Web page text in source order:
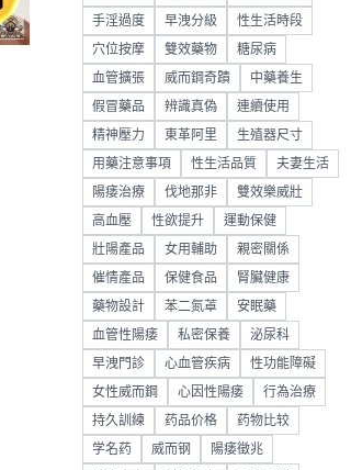
手淫過度 早洩分級 性生活時段
穴位按摩 雙效藥物 糖尿病
血管擴張 威而鋼奇蹟 中藥養生
假冒藥品 辨識真偽 連續使用
精神壓力 東革阿里 生殖器尺寸
用藥注意事項 性生活品質 夫妻生活
陽痿治療 伐地那非 雙效樂威壯
高血壓 性欲提升 運動保健
壯陽產品 女用輔助 親密關係
催情產品 保健食品 腎臟健康
藥物設計 苯二氮䓬 安眠藥
血管性陽痿 私密保養 泌尿科
早洩門診 心血管疾病 性功能障礙
女性威而鋼 心因性陽痿 行為治療
持久訓練 药品价格 药物比较
学名药 威而钢 陽痿徵兆